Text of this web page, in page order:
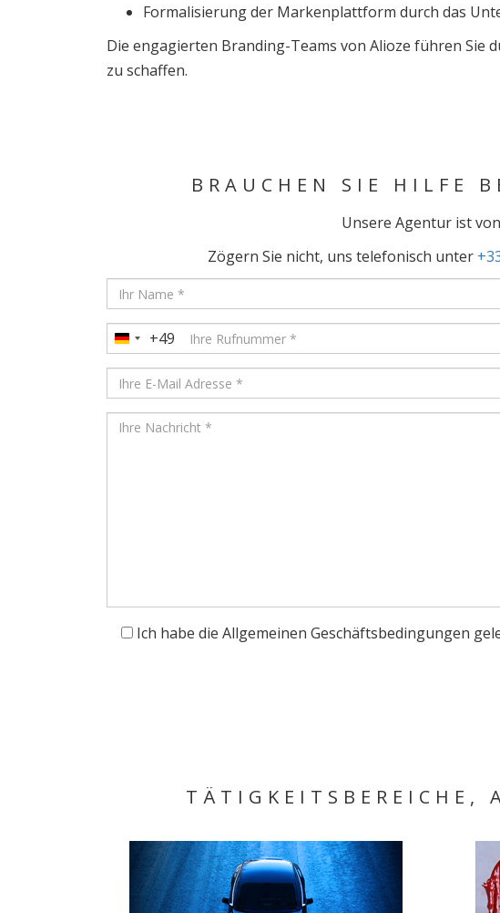
Formalisierung der Markenplattform durch das
Die engagierten Branding-Teams von Alioze führen Sie
zu schaffen.
BRAUCHEN SIE HILFE
Unsere Agentur ist
Zögern Sie nicht, uns telefonisch unter
Germany
+49
+49
Ich habe die Allgemeinen Geschäftsbedingungen
TÄTIGKEITSBEREICHE,